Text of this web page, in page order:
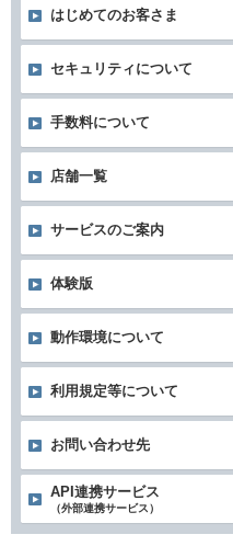
はじめてのお客さま
セキュリティについて
手数料について
店舗一覧
サービスのご案内
体験版
動作環境について
利用規定等について
お問い合わせ先
API連携サービス
（外部連携サービス）